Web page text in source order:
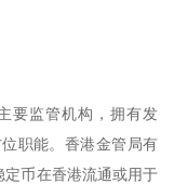
要监管机构，拥有发
职能。香港金管局有
定币在香港流通或用于